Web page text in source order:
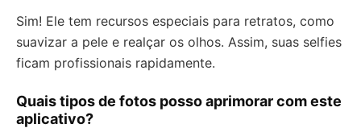
Sim! Ele tem recursos especiais para retratos, como
suavizar a pele e realçar os olhos. Assim, suas selfies
ficam profissionais rapidamente.
Quais tipos de fotos posso aprimorar com este
aplicativo?